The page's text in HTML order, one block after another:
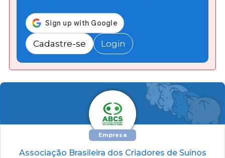
Cadastre-se Login
Empresa
Associação Brasileira dos Criadores de Suínos